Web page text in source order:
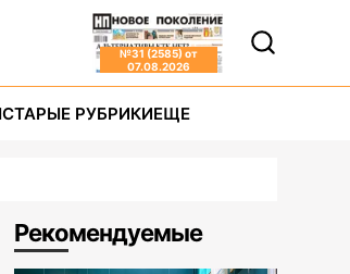
№31 (2585) от
07.08.2026
СТАРЫЕ РУБРИКИЕЩЕ
Рекомендуемые